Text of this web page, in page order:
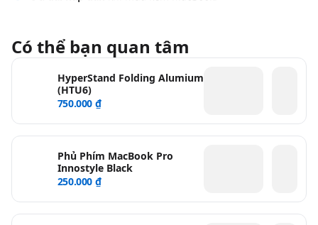
Có thể bạn quan tâm
HyperStand Folding Alumium
(HTU6)
750.000 ₫
Phủ Phím MacBook Pro
Innostyle Black
250.000 ₫